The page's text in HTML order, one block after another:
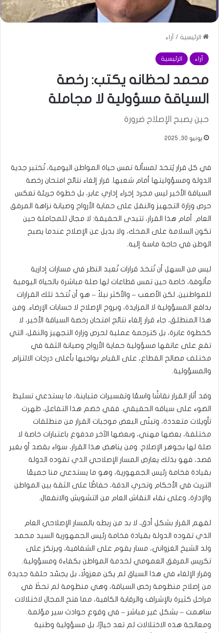
الرئيسية / آراء
آراء الرئيسية
محمد لحظانه يكتب: رخصة
السياقة مسؤولية لا مجاملة
حين يصبح الإصلاح ضرورة
يونيو 30, 2025
في كل قرار يُتخذ لمسألة تمس حياة المواطن اليومية، تُختبر جدية
الدولة ومسؤوليتها أمام شعبها. قرار إلغاء نتائج امتحان رخصة
السياقة الأخير ليس مجرد إجراء إداري عابر، بل خطوة جريئة تعكس
حرص وزارة التجهيز والنقل على حماية الأرواح وصيانة نزاهة المرفق
العام. أمام هذا القرار، تتبدى الحقيقة: لا مجال للمجاملة حين
تكون السلامة على المحك، ولا بديل عن الإصلاح عندما يصبح
الوطن في حاجة ماسة إليه.
ليس من السهل أن تُتخذ قرارات تُعيد النظر في مسارات إدارية
مألوفة، خاصة حين تمس قطاعات لها صلة مباشرة بالحياة اليومية
للمواطنين. لكن الأصعب – والأكثر نبلاً – هو أن تُتخذ تلك القرارات
بدافع المسؤولية لا المزايدة، وبروح الإصلاح لا حسابات الإرضاء. ومن
هذا المنطلق، جاء قرار إلغاء نتائج امتحان رخصة السياقة الأخير، لا
كخطوة عابرة، بل كترجمة عملية لحرص وزارة التجهيز والنقل، التي
تقع على عاتقها مسؤولية حماية الأرواح وصيانة الثقة في
مختلف مصالح القطاع، على القيام بواجبها بأعلى درجات الالتزام
والمسؤولية.
وقد أثار القرار نقاشًا واسعًا وتفسيرات متباينة، ما يستدعي تسليط
الضوء على سياقه الحقيقي. ففي خضم هذا التفاعل، ظهرت
تأويلات متعددة، وتبنّى البعض موجبات القرار من منطلقات
مختلفة، بعضها مهني، وبعضها الآخر مدفوع باعتبارات خاصة لا
صلة لها بجوهر الإصلاح. ومن يناهض هذا القرار، سواء بقصد أو بغير
قصد، فهو بذلك يعارض المسار الإصلاحي الذي تقوده الدولة
بقيادة فخامة رئيس الجمهورية، وهو ما يستدعي منا جميعًا
التريث في الأحكام وتحري الدقة، حفاظًا على الثقة بين المواطن
والإدارة، وعلى نقاء النقاش العام من التشويش والانفعال.
لفهم القرار بشكل أدق، لا بد من ربطه بالمسار الإصلاحي العام
الذي تقوده الدولة بقيادة فخامة رئيس الجمهورية السيد محمد
ولد الشيخ الغزواني، مسار يقوم على الشفافية، ويرتكز على
تكريس المرفق العمومي لخدمة المواطن بكفاءة ومسؤولية.
وقرار الإلغاء في هذا السياق لم يكن معزولًا، بل يجسّد حلقة جديدة
من إصلاح منظومة رخص السياقة، وهي منظومة لم تحظَ في
مراحل كثيرة بالإشراف والرقابة الكافية، مما فتح المجال لاختلالات
ساهمت – بشكل غير مباشر – في وقوع حوادث سير مؤلمة.
ومعالجة هذه الاختلالات لم تعد خيارًا، بل مسؤولية وطنية